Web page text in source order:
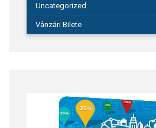
Uncategorized
Vânzări Bilete